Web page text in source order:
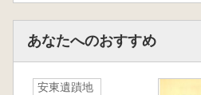
あなたへのおすすめ
安東遺蹟地